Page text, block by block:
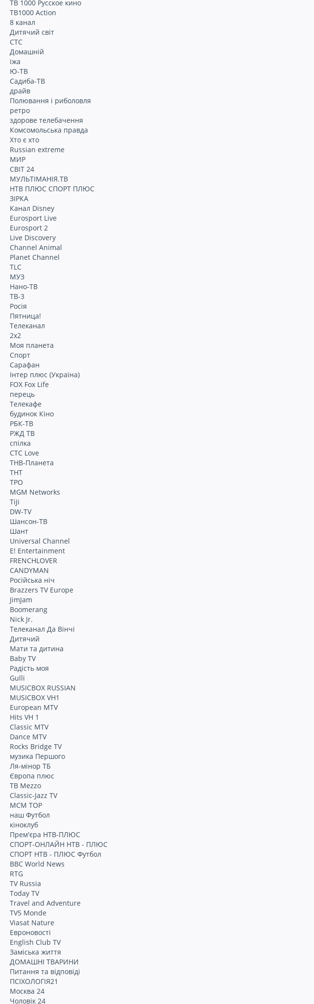
ТВ 1000 Русское кино
ТВ1000 Action
8 канал
Дитячий світ
СТС
Домашній
їжа
Ю-ТВ
Садиба-ТВ
драйв
Полювання і риболовля
ретро
здорове телебачення
Комсомольська правда
Хто є хто
Russian extreme
МИР
СВІТ 24
МУЛЬТІМАНІЯ.ТВ
НТВ ПЛЮС СПОРТ ПЛЮС
ЗІРКА
Канал Disney
Eurosport Live
Eurosport 2
Live Discovery
Channel Animal
Planet Channel
TLC
МУЗ
Нано-ТВ
ТВ-3
Росія
Пятница!
Телеканал
2х2
Моя планета
Спорт
Сарафан
Інтер плюс (Україна)
FOX Fox Life
перець
Телекафе
будинок Кіно
РБК-ТВ
РЖД ТВ
спілка
СТС Love
ТНВ-Планета
ТНТ
ТРО
MGM Networks
TiJi
DW-TV
Шансон-ТВ
Шант
Universal Channel
E! Entertainment
FRENCHLOVER
CANDYMAN
Російська ніч
Brazzers TV Europe
JimJam
Boomerang
Nick Jr.
Телеканал Да Вінчі
Дитячий
Мати та дитина
Baby TV
Радість моя
Gulli
MUSICBOX RUSSIAN
MUSICBOX VH1
European MTV
Hits VH 1
Classic MTV
Dance MTV
Rocks Bridge TV
музика Першого
Ля-мінор ТБ
Європа плюс
ТВ Mezzo
Classic-Jazz TV
MCM TOP
наш Футбол
кіноклуб
Прем'єра НТВ-ПЛЮС
СПОРТ-ОНЛАЙН НТВ - ПЛЮС
СПОРТ НТВ - ПЛЮС Футбол
BBC World News
RTG
TV Russia
Today TV
Travel and Adventure
TV5 Monde
Viasat Nature
Евроновості
English Club TV
Заміська життя
ДОМАШНІ ТВАРИНИ
Питання та відповіді
ПСІХОЛОГІЯ21
Москва 24
Чоловік 24